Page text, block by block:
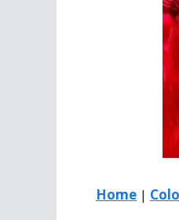
Home |